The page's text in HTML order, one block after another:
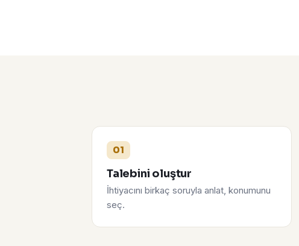
01
Talebini oluştur
İhtiyacını birkaç soruyla anlat, konumunu
seç.